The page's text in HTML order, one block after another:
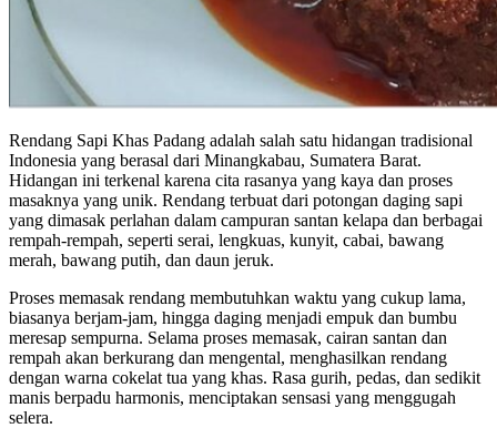
Rendang Sapi Khas Padang adalah salah satu hidangan tradisional
Indonesia yang berasal dari Minangkabau, Sumatera Barat.
Hidangan ini terkenal karena cita rasanya yang kaya dan proses
masaknya yang unik. Rendang terbuat dari potongan daging sapi
yang dimasak perlahan dalam campuran santan kelapa dan berbagai
rempah-rempah, seperti serai, lengkuas, kunyit, cabai, bawang
merah, bawang putih, dan daun jeruk.
Proses memasak rendang membutuhkan waktu yang cukup lama,
biasanya berjam-jam, hingga daging menjadi empuk dan bumbu
meresap sempurna. Selama proses memasak, cairan santan dan
rempah akan berkurang dan mengental, menghasilkan rendang
dengan warna cokelat tua yang khas. Rasa gurih, pedas, dan sedikit
manis berpadu harmonis, menciptakan sensasi yang menggugah
selera.